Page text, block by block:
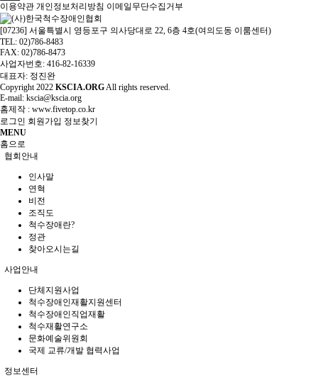
이용약관 개인정보처리방침 이메일무단수집거부
[07236] 서울특별시 영등포구 의사당대로 22, 6층 4호(여의도동 이룸센터)
TEL: 02)786-8483
FAX: 02)786-8473
사업자번호: 416-82-16339
대표자: 정진완
Copyright 2022 KSCIA.ORG All rights reserved.
E-mail: kscia@kscia.org
홈제작 : www.fivetop.co.kr
로그인 회원가입 정보찾기
MENU
홈으로
협회안내
인사말
연혁
비전
조직도
척수장애란?
정관
찾아오시는길
사업안내
단체지원사업
척수장애인재활지원센터
척수장애인직업재활
척수재활연구소
문화예술위원회
국제 교류/개발 협력사업
정보센터